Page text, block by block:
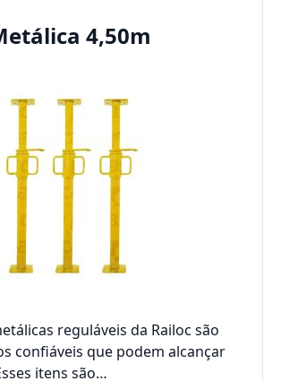
4,50m
reguláveis da Railoc são
confiáveis que podem alcançar
itens são…